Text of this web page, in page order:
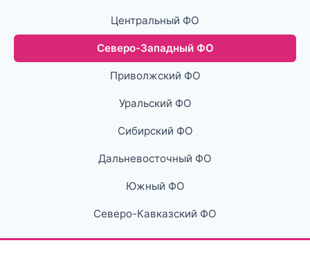
Центральный ФО
Северо-Западный ФО
Приволжский ФО
Уральский ФО
Сибирский ФО
Дальневосточный ФО
Южный ФО
Северо-Кавказский ФО